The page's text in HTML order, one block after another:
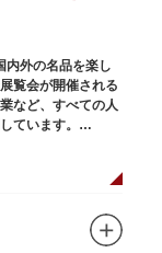
内外の名品を楽し
覧会が開催される
など、すべての人
ています。
ス張りのレストラ
を眺めることがで
ケジュールや観覧